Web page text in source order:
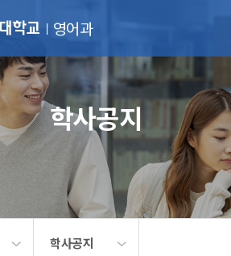
영어과
학사공지
학사공지